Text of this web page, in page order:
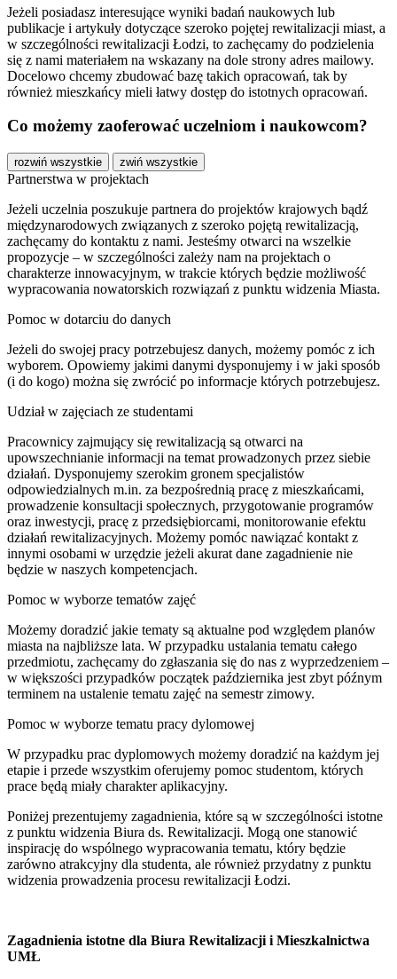
Jeżeli posiadasz interesujące wyniki badań naukowych lub
publikacje i artykuły dotyczące szeroko pojętej rewitalizacji miast, a
w szczególności rewitalizacji Łodzi, to zachęcamy do podzielenia
się z nami materiałem na wskazany na dole strony adres mailowy.
Docelowo chcemy zbudować bazę takich opracowań, tak by
również mieszkańcy mieli łatwy dostęp do istotnych opracowań.
Co możemy zaoferować uczelniom i naukowcom?
rozwiń wszystkie zwiń wszystkie
Partnerstwa w projektach
Jeżeli uczelnia poszukuje partnera do projektów krajowych bądź
międzynarodowych związanych z szeroko pojętą rewitalizacją,
zachęcamy do kontaktu z nami. Jesteśmy otwarci na wszelkie
propozycje – w szczególności zależy nam na projektach o
charakterze innowacyjnym, w trakcie których będzie możliwość
wypracowania nowatorskich rozwiązań z punktu widzenia Miasta.
Pomoc w dotarciu do danych
Jeżeli do swojej pracy potrzebujesz danych, możemy pomóc z ich
wyborem. Opowiemy jakimi danymi dysponujemy i w jaki sposób
(i do kogo) można się zwrócić po informacje których potrzebujesz.
Udział w zajęciach ze studentami
Pracownicy zajmujący się rewitalizacją są otwarci na
upowszechnianie informacji na temat prowadzonych przez siebie
działań. Dysponujemy szerokim gronem specjalistów
odpowiedzialnych m.in. za bezpośrednią pracę z mieszkańcami,
prowadzenie konsultacji społecznych, przygotowanie programów
oraz inwestycji, pracę z przedsiębiorcami, monitorowanie efektu
działań rewitalizacyjnych. Możemy pomóc nawiązać kontakt z
innymi osobami w urzędzie jeżeli akurat dane zagadnienie nie
będzie w naszych kompetencjach.
Pomoc w wyborze tematów zajęć
Możemy doradzić jakie tematy są aktualne pod względem planów
miasta na najbliższe lata. W przypadku ustalania tematu całego
przedmiotu, zachęcamy do zgłaszania się do nas z wyprzedzeniem –
w większości przypadków początek października jest zbyt późnym
terminem na ustalenie tematu zajęć na semestr zimowy.
Pomoc w wyborze tematu pracy dylomowej
W przypadku prac dyplomowych możemy doradzić na każdym jej
etapie i przede wszystkim oferujemy pomoc studentom, których
prace będą miały charakter aplikacyjny.
Poniżej prezentujemy zagadnienia, które są w szczególności istotne
z punktu widzenia Biura ds. Rewitalizacji. Mogą one stanowić
inspirację do wspólnego wypracowania tematu, który będzie
zarówno atrakcyjny dla studenta, ale również przydatny z punktu
widzenia prowadzenia procesu rewitalizacji Łodzi.
Zagadnienia istotne dla Biura Rewitalizacji i Mieszkalnictwa
UMŁ